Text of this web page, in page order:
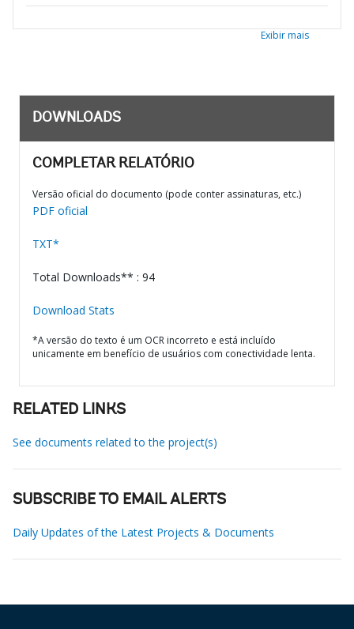
Exibir mais
DOWNLOADS
COMPLETAR RELATÓRIO
Versão oficial do documento (pode conter assinaturas, etc.)
PDF oficial
TXT*
Total Downloads** : 94
Download Stats
*A versão do texto é um OCR incorreto e está incluído
unicamente em benefício de usuários com conectividade lenta.
RELATED LINKS
See documents related to the project(s)
SUBSCRIBE TO EMAIL ALERTS
Daily Updates of the Latest Projects & Documents